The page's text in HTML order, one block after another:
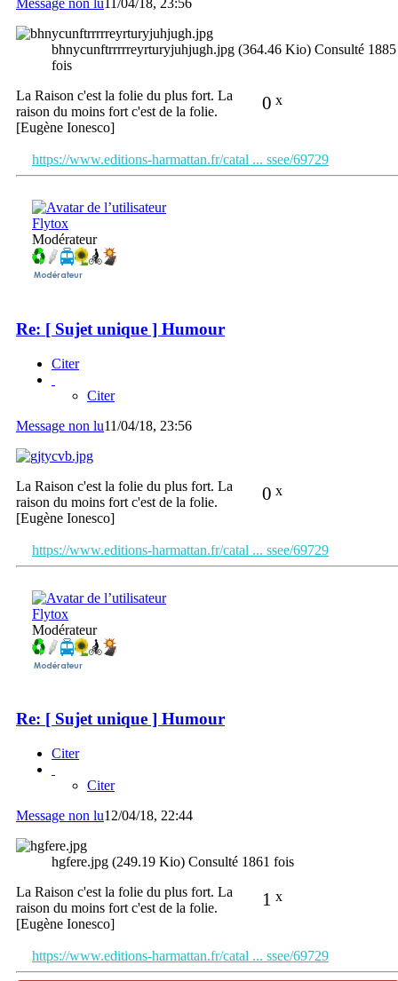
Message non lu 11/04/18, 23:56
bhnycunftrrrrreyrturyjuhjugh.jpg (364.46 Kio) Consulté 1885
fois
0 x
La Raison c'est la folie du plus fort. La
raison du moins fort c'est de la folie.
[Eugène Ionesco]
https://www.editions-harmattan.fr/catal ... ssee/69729
Flytox
Modérateur
Re: [ Sujet unique ] Humour
Citer
Citer
Message non lu11/04/18, 23:56
0 x
La Raison c'est la folie du plus fort. La
raison du moins fort c'est de la folie.
[Eugène Ionesco]
https://www.editions-harmattan.fr/catal ... ssee/69729
Flytox
Modérateur
Re: [ Sujet unique ] Humour
Citer
Citer
Message non lu12/04/18, 22:44
hgfere.jpg (249.19 Kio) Consulté 1861 fois
1 x
La Raison c'est la folie du plus fort. La
raison du moins fort c'est de la folie.
[Eugène Ionesco]
https://www.editions-harmattan.fr/catal ... ssee/69729